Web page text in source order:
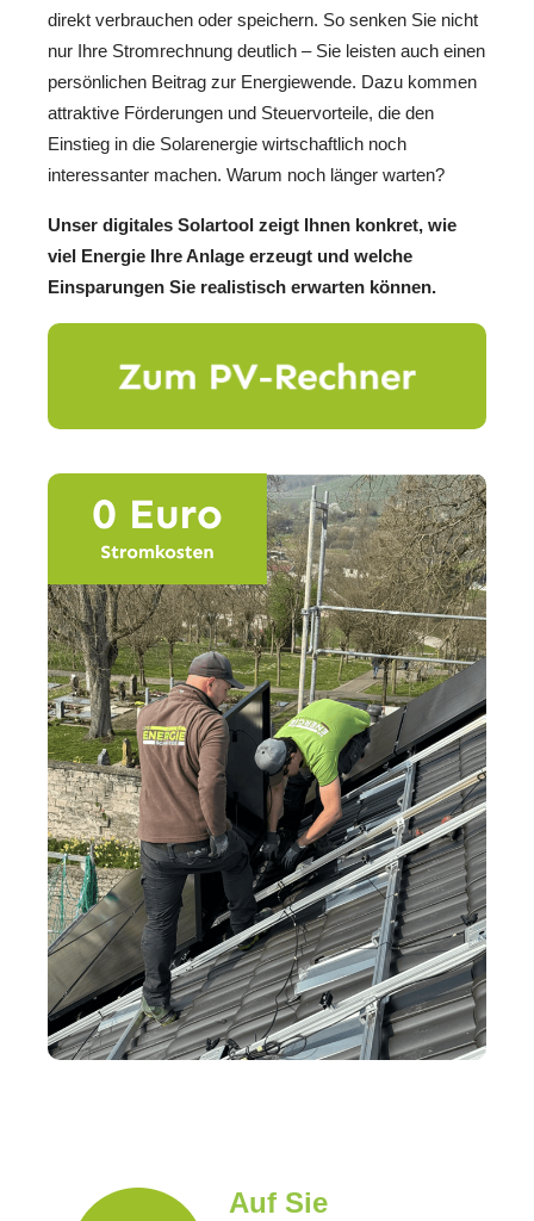
direkt verbrauchen oder speichern. So senken Sie nicht
nur Ihre Stromrechnung deutlich – Sie leisten auch einen
persönlichen Beitrag zur Energiewende. Dazu kommen
attraktive Förderungen und Steuervorteile, die den
Einstieg in die Solarenergie wirtschaftlich noch
interessanter machen. Warum noch länger warten?
Unser digitales Solartool zeigt Ihnen konkret, wie
viel Energie Ihre Anlage erzeugt und welche
Einsparungen Sie realistisch erwarten können.
Auf Sie